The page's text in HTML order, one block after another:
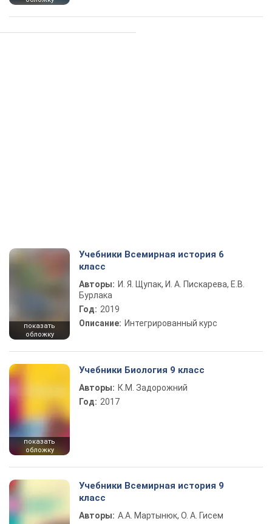
показать
обложку
Учебники Всемирная история 6
класс
Авторы: И. Я. Щупак, И. А. Пискарева, Е.В.
Бурлака
Год: 2019
Описание: Интегрированный курс
показать
обложку
Учебники Биология 9 класс
Авторы: К.М. Задорожний
Год: 2017
Учебники Всемирная история 9
класс
Авторы: А.А. Мартынюк, О. А. Гисем